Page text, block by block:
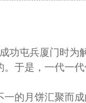
屯兵厦门时为
于是，一代一
的月饼汇聚而成